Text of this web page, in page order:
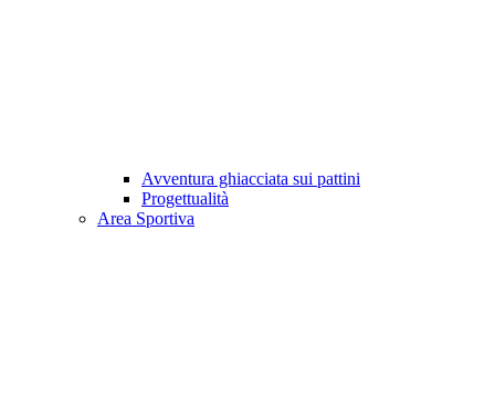
Avventura ghiacciata sui pattini
Progettualità
Area Sportiva